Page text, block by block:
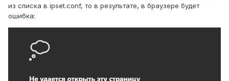
из списка в ipset.conf, то в результате, в браузере будет
ошибка: